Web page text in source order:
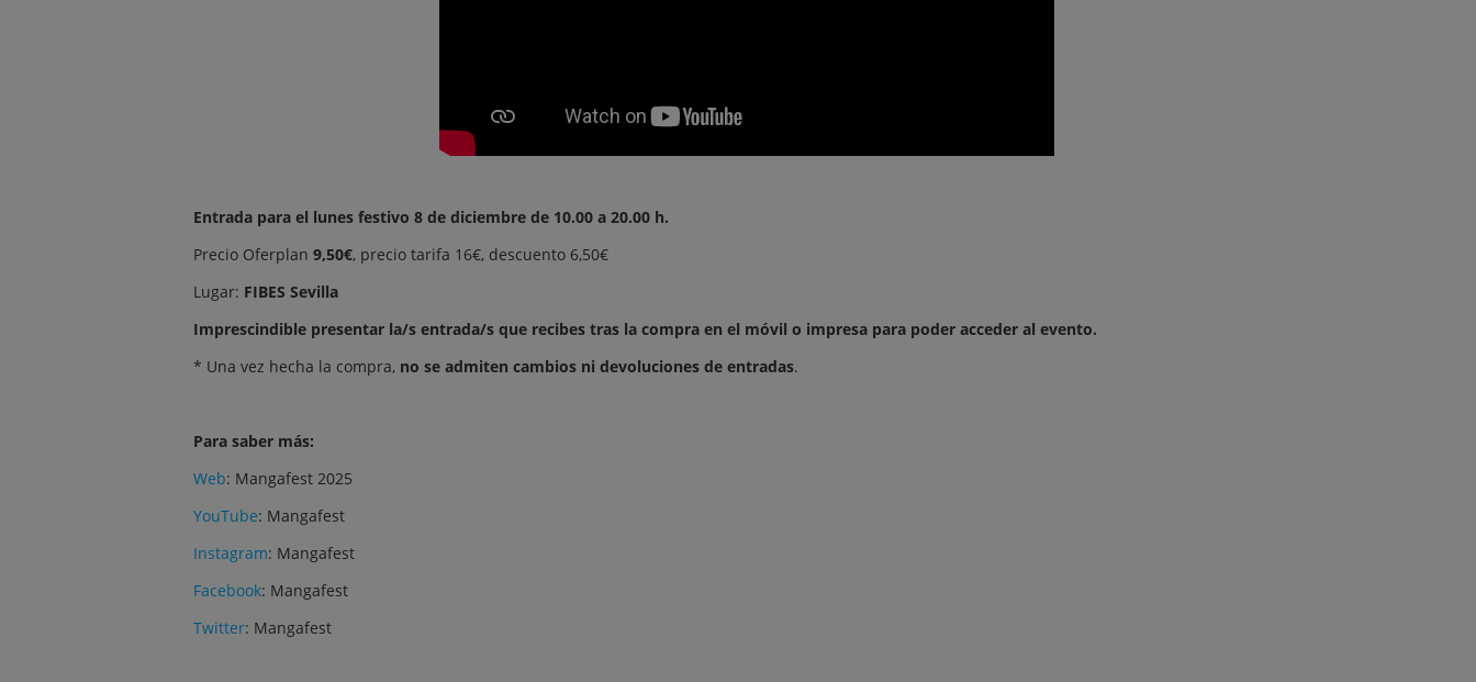
Entrada para el lunes festivo 8 de diciembre de 10.00 a 20.00 h.
Precio Oferplan 9,50€, precio tarifa 16€, descuento 6,50€
Lugar: FIBES Sevilla
Imprescindible presentar la/s entrada/s que recibes tras la compra en el móvil o impresa para poder acceder al evento.
* Una vez hecha la compra, no se admiten cambios ni devoluciones de entradas.
Para saber más:
Web: Mangafest 2025
YouTube: Mangafest
Instagram: Mangafest
Facebook: Mangafest
Twitter: Mangafest